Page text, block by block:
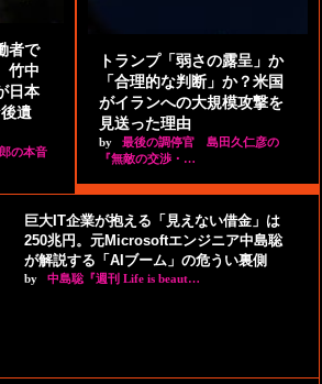
者で
竹中
日本
遺
の本音
トランプ「弱さの露呈」か
「合理的な判断」か？米国
がイランへの大規模攻撃を
見送った理由
by
最後の調停官 島田久仁彦の
『無敵の交渉・…
巨大IT企業が抱える「見えない借金」は
250兆円。元Microsoftエンジニア中島聡
が解説する「AIブーム」の危うい裏側
by 中島聡『週刊 Life is beaut…